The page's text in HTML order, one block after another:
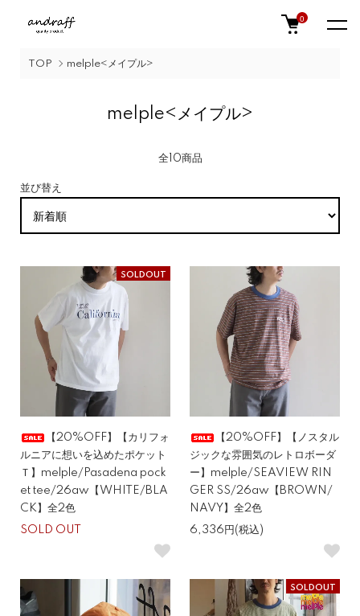
0
TOP melple<メイプル>
melple<メイプル>
全10商品
並び替え
SOLDOUT
【20%OFF】【カリフォ
ルニアに想いを込めたポケット
Ｔ】melple/Pasadena pock
et tee/26aw【WHITE/BLA
CK】全2色
SOLD OUT
【20%OFF】【ノスタル
ジックな雰囲気のレトロボーダ
ー】melple/SEAVIEW RIN
GER SS/26aw【BROWN/
NAVY】全2色
6,336円(税込)
SOLDOUT